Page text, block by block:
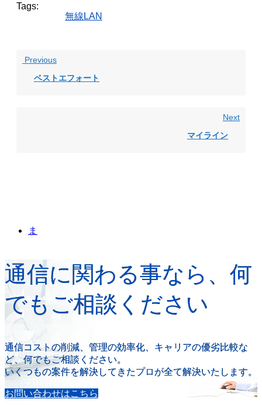
Tags:
無線LAN
Previous
ベストエフォート
Next
マイライン
ま
通信に関わる事なら、何
でもご相談ください
通信コストの削減、管理の効率化、キャリアの優劣比較な
ど、何でもご相談ください。
いくつもの案件を解決してきたプロが全て解決いたします。
お問い合わせはこちら